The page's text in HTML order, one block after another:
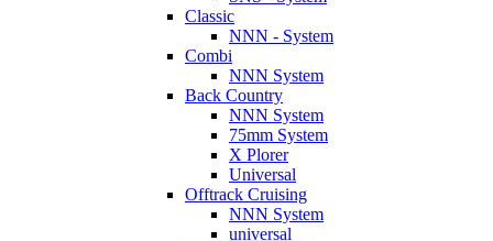
Classic
NNN - System
Combi
NNN System
Back Country
NNN System
75mm System
X Plorer
Universal
Offtrack Cruising
NNN System
universal